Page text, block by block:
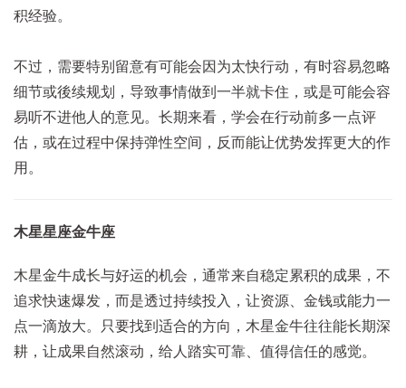
积经验。
不过，需要特别留意有可能会因为太快行动，有时容易忽略
细节或後续规划，导致事情做到一半就卡住，或是可能会容
易听不进他人的意见。长期来看，学会在行动前多一点评
估，或在过程中保持弹性空间，反而能让优势发挥更大的作
用。
木星星座金牛座
木星金牛成长与好运的机会，通常来自稳定累积的成果，不
追求快速爆发，而是透过持续投入，让资源、金钱或能力一
点一滴放大。只要找到适合的方向，木星金牛往往能长期深
耕，让成果自然滚动，给人踏实可靠、值得信任的感觉。